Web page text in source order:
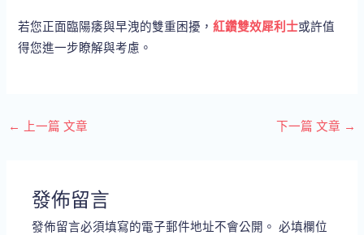
若您正面臨陽痿與早洩的雙重困擾，紅鑽雙效犀利士或許值
得您進一步瞭解與考慮。
← 上一篇 文章 下一篇 文章 →
發佈留言
發佈留言必須填寫的電子郵件地址不會公開。 必填欄位